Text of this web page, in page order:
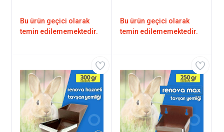
Bu ürün geçici olarak
temin edilememektedir.
Bu ürün geçici olarak
temin edilememektedir.